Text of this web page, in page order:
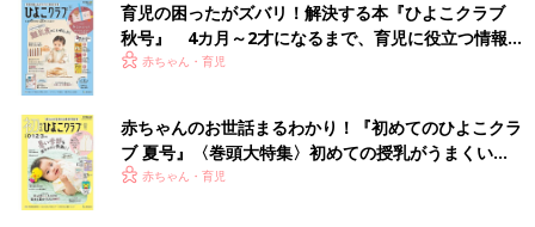
育児の困ったがズバリ！解決する本『ひよこクラブ
秋号』 4カ月～2才になるまで、育児に役立つ情報が
いっぱい！
赤ちゃん・育児
赤ちゃんのお世話まるわかり！『初めてのひよこクラ
ブ 夏号』〈巻頭大特集〉初めての授乳がうまくい
く！ おっぱい・ミルクの基本と夏のトラブル 解決テ
赤ちゃん・育児